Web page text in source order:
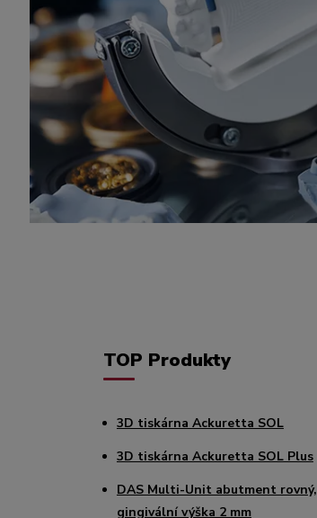
TOP Produkty
3D tiskárna Ackuretta SOL
3D tiskárna Ackuretta SOL Plus
DAS Multi-Unit abutment rovný,
gingivální výška 2 mm